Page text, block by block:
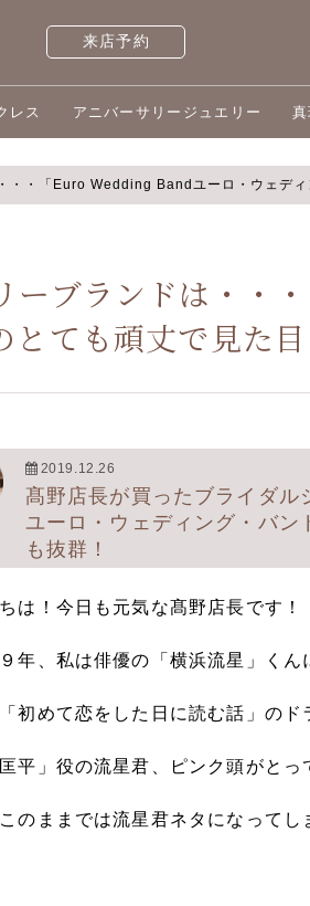
来店予約
レス アニバーサリージュエリー
・・「Euro Wedding Bandユーロ・ウェデ
ーブランドは・・
ても頑丈で見た
2019.12.26
髙野店長が買ったブライダ
ユーロ・ウェディング・バン
も抜群！
は！今日も元気な髙野店長です！
年、私は俳優の「横浜流星」く
初めて恋をした日に読む話」のド
匡平」役の流星君、ピンク頭がと
のままでは流星君ネタになって